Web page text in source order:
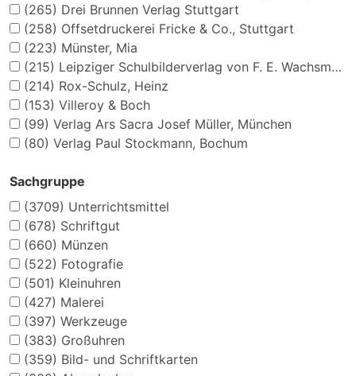
(265) Drei Brunnen Verlag Stuttgart
(258) Offsetdruckerei Fricke & Co., Stuttgart
(223) Münster, Mia
(215) Leipziger Schulbilderverlag von F. E. Wachsmuth, Leipzig
(214) Rox-Schulz, Heinz
(153) Villeroy & Boch
(99) Verlag Ars Sacra Josef Müller, München
(80) Verlag Paul Stockmann, Bochum
Sachgruppe
(3709) Unterrichtsmittel
(678) Schriftgut
(660) Münzen
(522) Fotografie
(501) Kleinuhren
(427) Malerei
(397) Werkzeuge
(383) Großuhren
(359) Bild- und Schriftkarten